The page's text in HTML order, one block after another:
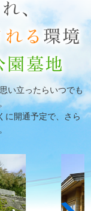
い立ったらいつでも
に開通予定で、さら